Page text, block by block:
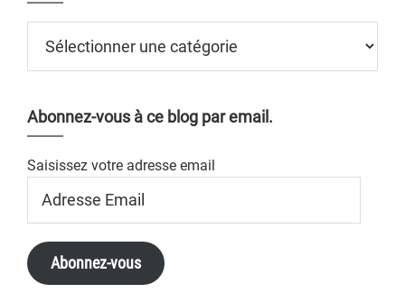
Abonnez-vous à ce blog par email.
Saisissez votre adresse email
Email
Abonnez-vous